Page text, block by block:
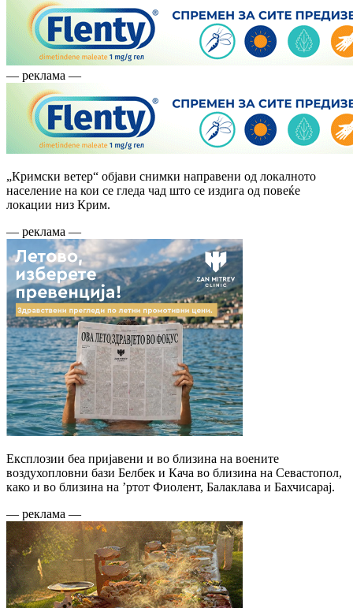
— реклама —
„Кримски ветер“ објави снимки направени од локалното
население на кои се гледа чад што се издига од повеќе
локации низ Крим.
— реклама —
Експлозии беа пријавени и во близина на воените
воздухопловни бази Белбек и Кача во близина на Севастопол,
како и во близина на ’ртот Фиолент, Балаклава и Бахчисарај.
— реклама —